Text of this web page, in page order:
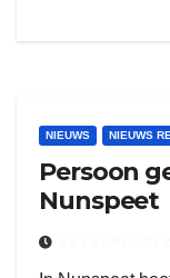
NIEUWS NIEUWS
Persoon
Nunspeet